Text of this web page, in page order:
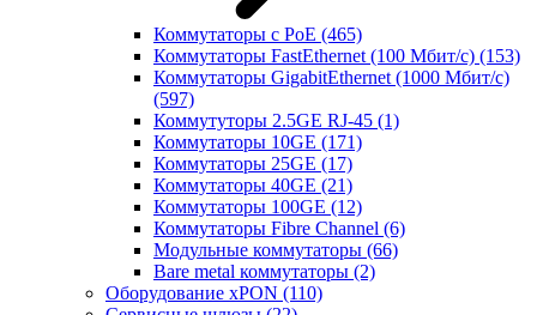
Коммутаторы с PoE (465)
Коммутаторы FastEthernet (100 Мбит/с) (153)
Коммутаторы GigabitEthernet (1000 Мбит/с)
(597)
Коммутуторы 2.5GE RJ-45 (1)
Коммутаторы 10GE (171)
Коммутаторы 25GE (17)
Коммутаторы 40GE (21)
Коммутаторы 100GE (12)
Коммутаторы Fibre Channel (6)
Модульные коммутаторы (66)
Bare metal коммутаторы (2)
Оборудование xPON (110)